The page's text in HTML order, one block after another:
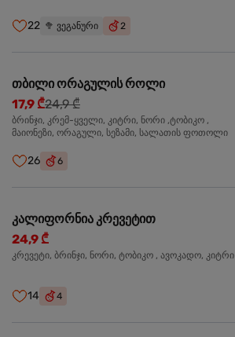
22 🥦 ვეგანური 2
თბილი ორაგულის როლი
17,9 ₾24,9 ₾
ბრინჯი, კრემ-ყველი, კიტრი, ნორი ,ტობიკო ,
მაიონეზი, ორაგული, სეზამი, სალათის ფოთოლი
26 6
კალიფორნია კრევეტით
24,9 ₾
კრევეტი, ბრინჯი, ნორი, ტობიკო , ავოკადო, კიტრი
14 4